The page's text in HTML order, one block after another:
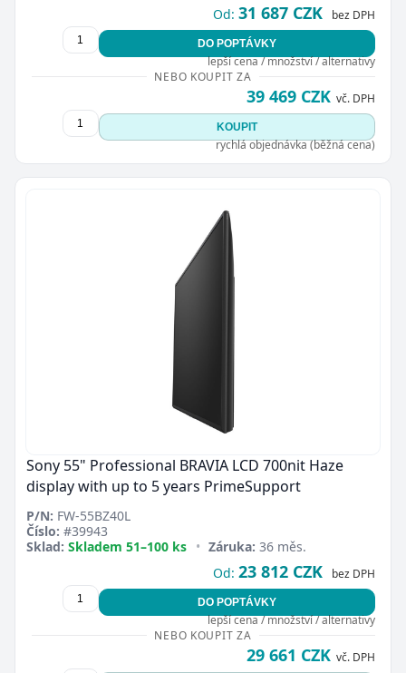
Od: 31 687 CZK bez DPH
DO POPTÁVKY
lepší cena / množství / alternativy
NEBO KOUPIT ZA
39 469 CZK vč. DPH
KOUPIT
rychlá objednávka (běžná cena)
Sony 55" Professional BRAVIA LCD 700nit Haze
display with up to 5 years PrimeSupport
P/N: FW-55BZ40L
Číslo: #39943
Sklad: Skladem 51–100 ks • Záruka: 36 měs.
Od: 23 812 CZK bez DPH
DO POPTÁVKY
lepší cena / množství / alternativy
NEBO KOUPIT ZA
29 661 CZK vč. DPH